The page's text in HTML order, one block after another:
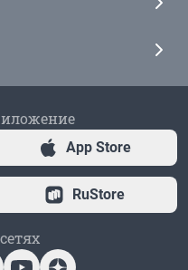
App Store
RuStore